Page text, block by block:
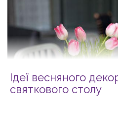
Ідеї весняного
святкового столу